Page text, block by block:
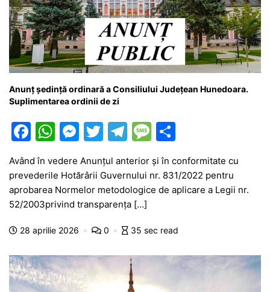
Anunț ședință ordinară a Consiliului Județean Hunedoara.
Suplimentarea ordinii de zi
F
a
c
e
b
o
k
W
at
s
A
p
M
s
s
e
n
er
T
itt
er
T
el
e
gr
a
m
M
e
s
s
g
ar
ta
je
z
Având în vedere Anunțul anterior și în conformitate cu
prevederile Hotărârii Guvernului nr. 831/2022 pentru
aprobarea Normelor metodologice de aplicare a Legii nr.
52/2003privind transparenţa […]
28 aprilie 2026 0 35 sec read